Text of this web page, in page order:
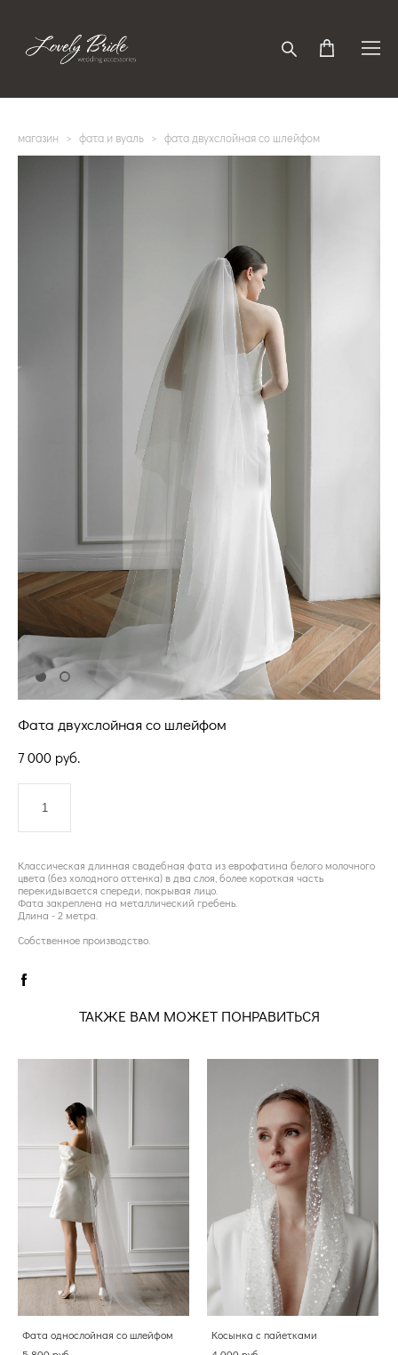
магазин > фата и вуаль > фата двухслойная со шлейфом
Фата двухслойная со шлейфом
7 000 pуб.
Классическая длинная свадебная фата из еврофатина белого молочного
цвета (без холодного оттенка) в два слоя, более короткая часть
перекидывается спереди, покрывая лицо.
Фата закреплена на металлический гребень.
Длина - 2 метра.
Собственное производство.
ТАКЖЕ ВАМ МОЖЕТ ПОНРАВИТЬСЯ
Фата однослойная со шлейфом
Косынка с пайетками